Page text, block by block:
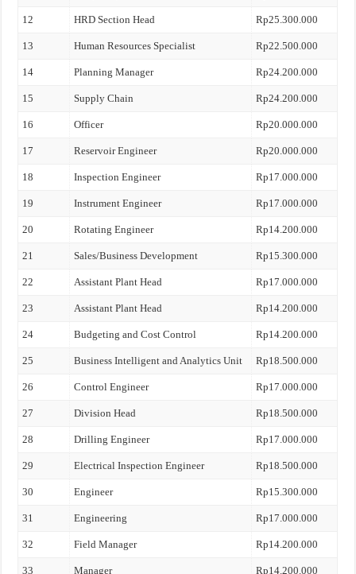
12 HRD Section Head Rp25.300.000
13 Human Resources Specialist Rp22.500.000
14 Planning Manager Rp24.200.000
15 Supply Chain Rp24.200.000
16 Officer Rp20.000.000
17 Reservoir Engineer Rp20.000.000
18 Inspection Engineer Rp17.000.000
19 Instrument Engineer Rp17.000.000
20 Rotating Engineer Rp14.200.000
21 Sales/Business Development Rp15.300.000
22 Assistant Plant Head Rp17.000.000
23 Assistant Plant Head Rp14.200.000
24 Budgeting and Cost Control Rp14.200.000
25 Business Intelligent and Analytics Unit Rp18.500.000
26 Control Engineer Rp17.000.000
27 Division Head Rp18.500.000
28 Drilling Engineer Rp17.000.000
29 Electrical Inspection Engineer Rp18.500.000
30 Engineer Rp15.300.000
31 Engineering Rp17.000.000
32 Field Manager Rp14.200.000
33 Manager Rp14.200.000